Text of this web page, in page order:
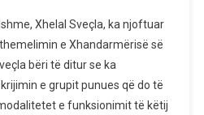
I
RËNDËSISHËM:
Sveçla
Njofton
Hapin
Xhelal Sveçla, ka njoftuar
e Xhandarmërisë së
bëri të ditur se ka
e grupit punues që do të
e funksionimit të këtij